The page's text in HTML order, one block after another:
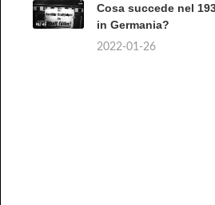
Cosa succede nel
in Germania?
2022-01-26